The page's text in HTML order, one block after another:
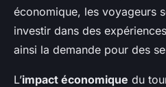
économique, les voyageurs
investir dans des
ainsi la demande pour des
L’impact économique du